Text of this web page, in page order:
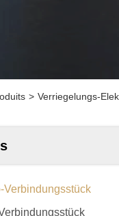
> Verriegelungs-
Verbindungsstück